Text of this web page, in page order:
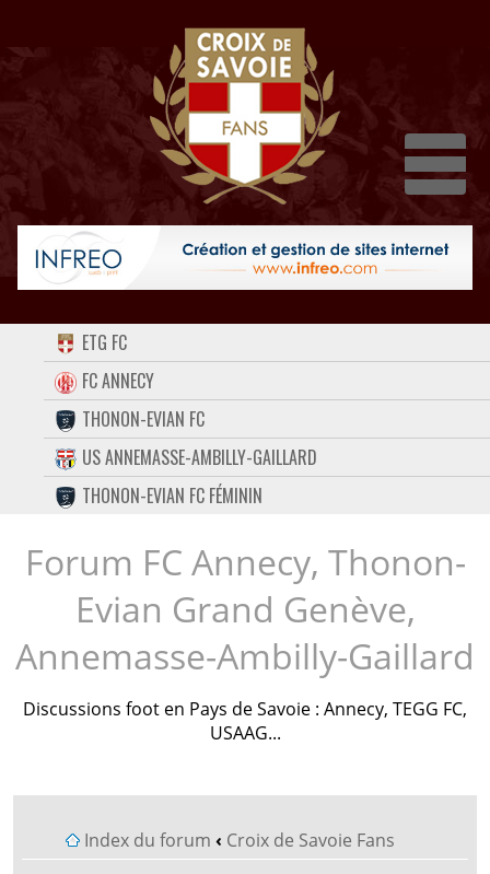
ACCUEIL
FORUM
CONTACT
FACEBOOK
TWITTER
INSTAGRAM
ETG FC
FC ANNECY
THONON-EVIAN FC
US ANNEMASSE-AMBILLY-GAILLARD
THONON-EVIAN FC FÉMININ
Forum FC Annecy, Thonon-
Evian Grand Genève,
Annemasse-Ambilly-Gaillard
Discussions foot en Pays de Savoie : Annecy, TEGG FC,
USAAG...
Index du forum ‹ Croix de Savoie Fans